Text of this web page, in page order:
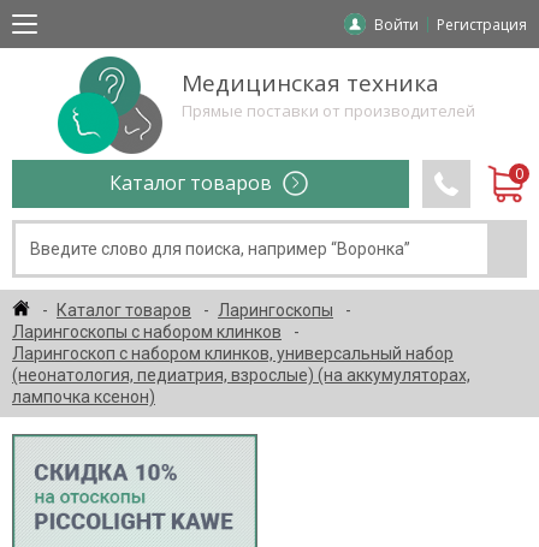
Войти Регистрация
Медицинская техника
Прямые поставки от производителей
Каталог товаров
Каталог товаров
Ларингоскопы
Ларингоскопы с набором клинков
Ларингоскоп с набором клинков, универсальный набор
(неонатология, педиатрия, взрослые) (на аккумуляторах,
лампочка ксенон)